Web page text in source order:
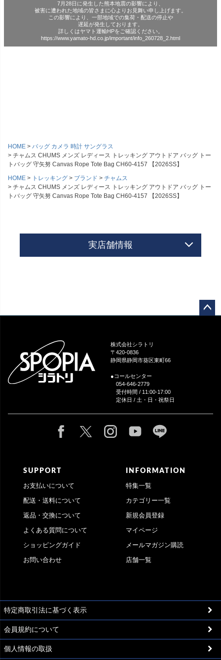
7月28日に発生した熊本地震の影響により、
被害に遭われた地域の皆さまに心よりお見舞い申し上げます。
この影響により、一部地域での集荷・配送の停止や
遅延が発生しております。
詳しくはヤマト運輸HPをご確認ください。
https://www.yamato-hd.co.jp/important/info_260728_2.html
HOME
バッグ カメラ 時計 サングラス
チャムス CHUMS メンズ レディース トレッキング アウトドア バッグ トー
トバッグ 守矢努 Canvas Rope Tote Bag CH60-4157 【2026SS】
HOME
トレッキング ブランド
チャムス
チャムス CHUMS メンズ レディース トレッキング アウトドア バッグ トー
トバッグ 守矢努 Canvas Rope Tote Bag CH60-4157 【2026SS】
実店舗情報
株式会社シラトリ
〒420-0836
静岡県静岡市葵区東町66
●コールセンター
054-646-2779
受付時間 / 11:00-17:00
定休日 / 土・日・祝祭日
SUPPORT
お支払いについて
配送・送料について
返品・交換について
よくある質問について
ショッピングガイド
お問い合わせ
INFORMATION
特集一覧
カテゴリー一覧
新規会員登録
マイページ
メールマガジン購読
店舗一覧
特定商取引法に基づく表示
会員規約について
個人情報の取扱